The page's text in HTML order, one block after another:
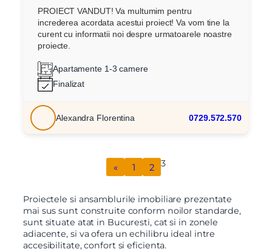
PROIECT VANDUT! Va multumim pentru
increderea acordata acestui proiect! Va vom tine la
curent cu informatii noi despre urmatoarele noastre
proiecte.
Apartamente 1-3 camere
Finalizat
Alexandra Florentina 0729.572.570
« 1 2 3
Proiectele si ansamblurile imobiliare prezentate
mai sus sunt construite conform noilor standarde,
sunt situate atat in Bucuresti, cat si in zonele
adiacente, si va ofera un echilibru ideal intre
accesibilitate, confort si eficienta.